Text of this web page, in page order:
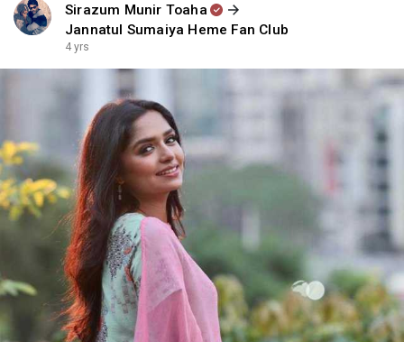
Sirazum Munir Toaha
Jannatul Sumaiya Heme Fan Club
4 yrs